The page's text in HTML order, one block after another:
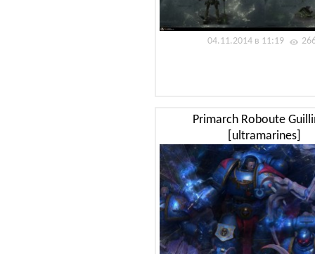
04.11.2014 в 11:19
Primarch Roboute
[ultramarines]